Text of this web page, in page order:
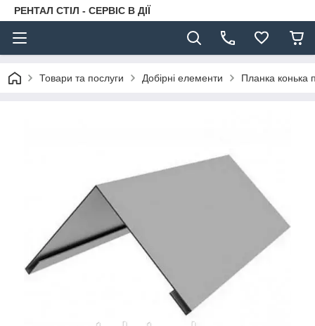
РЕНТАЛ СТІЛ - СЕРВІС В ДІЇ
Товари та послуги Добірні елементи Планка конька